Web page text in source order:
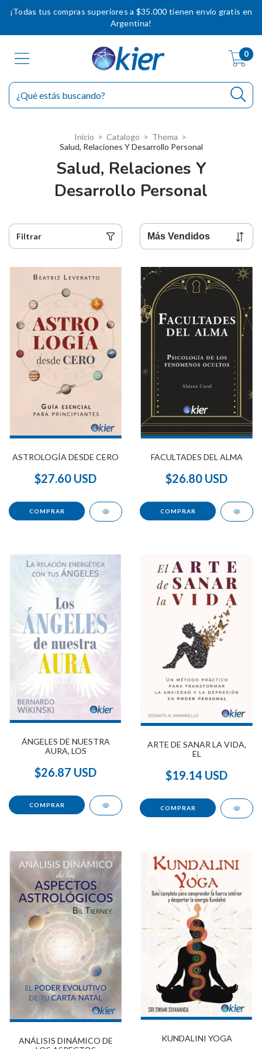
¡Todas tus compras superiores a $35.000 tienen envío gratis en
Argentina!
0
Inicio > Catalogo > Thema >
Salud, Relaciones Y Desarrollo Personal
Salud, Relaciones Y
Desarrollo Personal
Filtrar
ASTROLOGÍA DESDE CERO
$27.60 USD
FACULTADES DEL ALMA
$26.80 USD
ÁNGELES DE NUESTRA
AURA, LOS
$26.87 USD
ARTE DE SANAR LA VIDA,
EL
$19.14 USD
ANÁLISIS DINÁMICO DE
KUNDALINI YOGA